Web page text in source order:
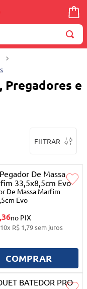
Pregadores e
FILTRAR
De Massa Marfim
Evo
no PIX
10x R$ 1,79sem juros
COMPRAR
MAIS BUSCADOS
truss
dobrável notebook